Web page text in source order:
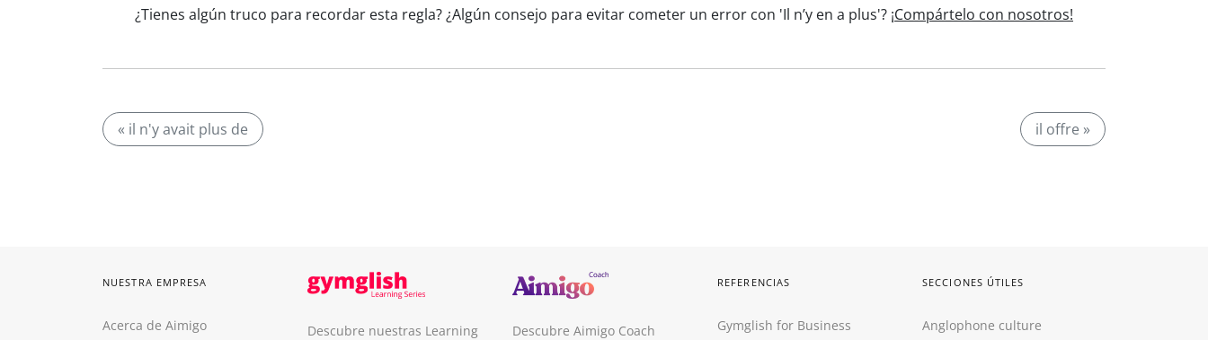
¿Tienes algún truco para recordar esta regla? ¿Algún consejo para evitar cometer un error con 'Il n’y en a plus'? ¡Compártelo con nosotros!
« il n'y avait plus de il offre »
NUESTRA EMPRESA
Acerca de Aimigo
Descubre nuestras Learning
Descubre Aimigo Coach
REFERENCIAS
Gymglish for Business
SECCIONES ÚTILES
Anglophone culture